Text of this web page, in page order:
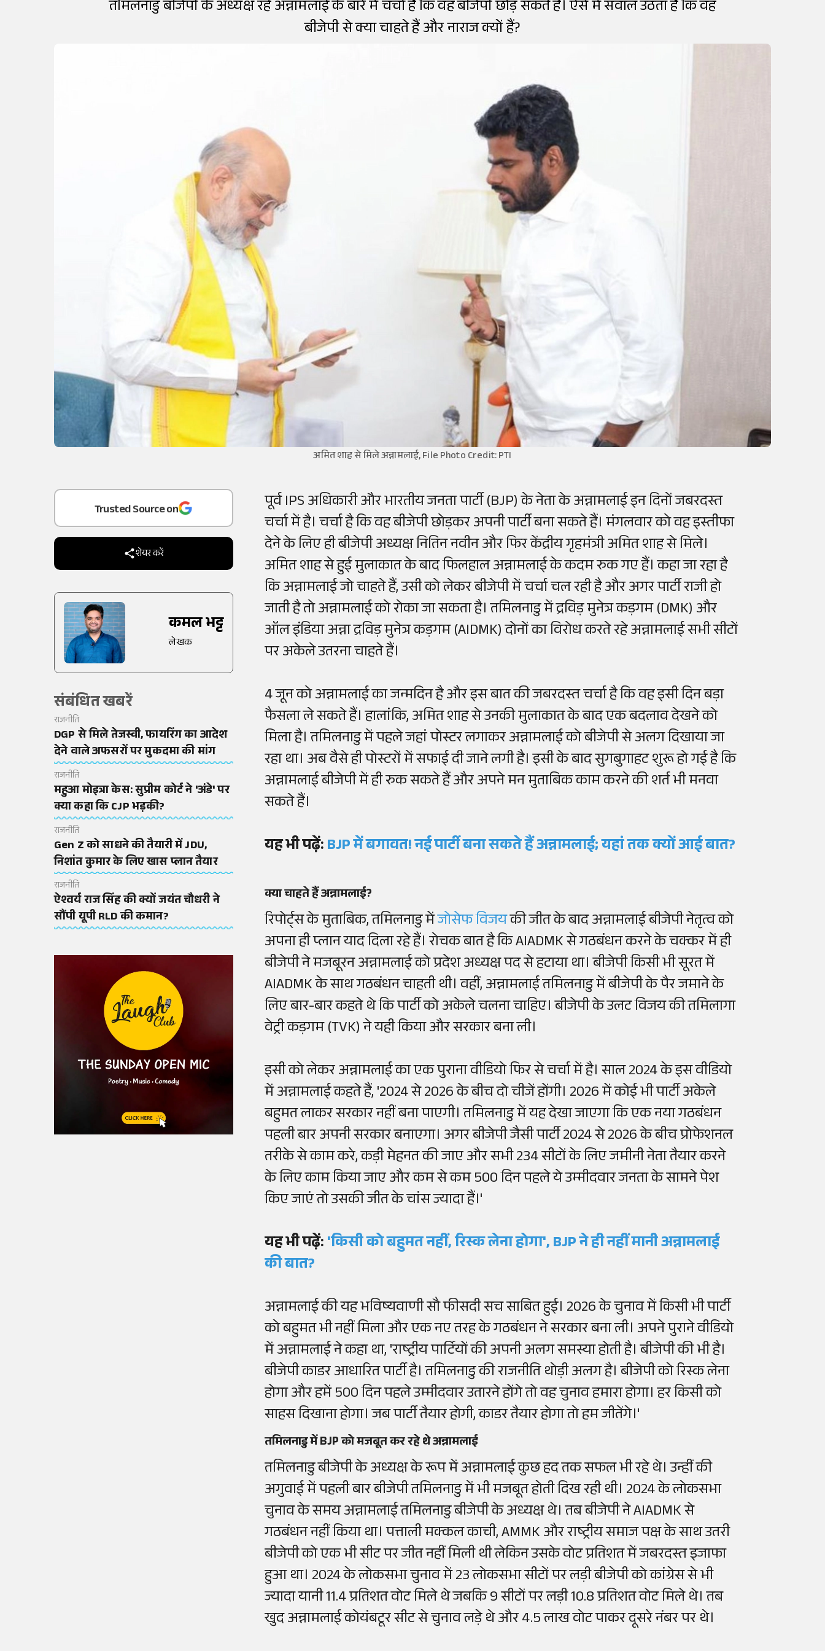
तमिलनाडु बीजेपी के अध्यक्ष रहे अन्नामलाई के बारे में चर्चा है कि वह बीजेपी छोड़ सकते हैं। ऐसे में सवाल उठता है कि वह
बीजेपी से क्या चाहते हैं और नाराज क्यों हैं?
अमित शाह से मिले अन्नामलाई, File Photo Credit: PTI
Trusted Source on
शेयर करें
कमल भट्ट
लेखक
संबंधित खबरें
राजनीति
DGP से मिले तेजस्वी, फायरिंग का आदेश
देने वाले अफसरों पर मुकदमा की मांग
राजनीति
महुआ मोइत्रा केस: सुप्रीम कोर्ट ने 'अंडे' पर
क्या कहा कि CJP भड़की?
राजनीति
Gen Z को साधने की तैयारी में JDU,
निशांत कुमार के लिए खास प्लान तैयार
राजनीति
ऐश्वर्य राज सिंह की क्यों जयंत चौधरी ने
सौंपी यूपी RLD की कमान?
पूर्व IPS अधिकारी और भारतीय जनता पार्टी (BJP) के नेता के अन्नामलाई इन दिनों जबरदस्त
चर्चा में है। चर्चा है कि वह बीजेपी छोड़कर अपनी पार्टी बना सकते हैं। मंगलवार को वह इस्तीफा
देने के लिए ही बीजेपी अध्यक्ष नितिन नवीन और फिर केंद्रीय गृहमंत्री अमित शाह से मिले।
अमित शाह से हुई मुलाकात के बाद फिलहाल अन्नामलाई के कदम रुक गए हैं। कहा जा रहा है
कि अन्नामलाई जो चाहते हैं, उसी को लेकर बीजेपी में चर्चा चल रही है और अगर पार्टी राजी हो
जाती है तो अन्नामलाई को रोका जा सकता है। तमिलनाडु में द्रविड़ मुनेत्र कड़गम (DMK) और
ऑल इंडिया अन्ना द्रविड़ मुनेत्र कड़गम (AIDMK) दोनों का विरोध करते रहे अन्नामलाई सभी सीटों
पर अकेले उतरना चाहते हैं।
4 जून को अन्नामलाई का जन्मदिन है और इस बात की जबरदस्त चर्चा है कि वह इसी दिन बड़ा
फैसला ले सकते हैं। हालांकि, अमित शाह से उनकी मुलाकात के बाद एक बदलाव देखने को
मिला है। तमिलनाडु में पहले जहां पोस्टर लगाकर अन्नामलाई को बीजेपी से अलग दिखाया जा
रहा था। अब वैसे ही पोस्टरों में सफाई दी जाने लगी है। इसी के बाद सुगबुगाहट शुरू हो गई है कि
अन्नामलाई बीजेपी में ही रुक सकते हैं और अपने मन मुताबिक काम करने की शर्त भी मनवा
सकते हैं।
यह भी पढ़ें:BJP में बगावत! नई पार्टी बना सकते हैं अन्नामलाई; यहां तक क्यों आई बात?
क्या चाहते हैं अन्नामलाई?
रिपोर्ट्स के मुताबिक, तमिलनाडु मेंजोसेफ विजयकी जीत के बाद अन्नामलाई बीजेपी नेतृत्व को
अपना ही प्लान याद दिला रहे हैं। रोचक बात है कि AIADMK से गठबंधन करने के चक्कर में ही
बीजेपी ने मजबूरन अन्नामलाई को प्रदेश अध्यक्ष पद से हटाया था। बीजेपी किसी भी सूरत में
AIADMK के साथ गठबंधन चाहती थी। वहीं, अन्नामलाई तमिलनाडु में बीजेपी के पैर जमाने के
लिए बार-बार कहते थे कि पार्टी को अकेले चलना चाहिए। बीजेपी के उलट विजय की तमिलागा
वेट्री कड़गम (TVK) ने यही किया और सरकार बना ली।
इसी को लेकर अन्नामलाई का एक पुराना वीडियो फिर से चर्चा में है। साल 2024 के इस वीडियो
में अन्नामलाई कहते हैं, '2024 से 2026 के बीच दो चीजें होंगी। 2026 में कोई भी पार्टी अकेले
बहुमत लाकर सरकार नहीं बना पाएगी। तमिलनाडु में यह देखा जाएगा कि एक नया गठबंधन
पहली बार अपनी सरकार बनाएगा। अगर बीजेपी जैसी पार्टी 2024 से 2026 के बीच प्रोफेशनल
तरीके से काम करे, कड़ी मेहनत की जाए और सभी 234 सीटों के लिए जमीनी नेता तैयार करने
के लिए काम किया जाए और कम से कम 500 दिन पहले ये उम्मीदवार जनता के सामने पेश
किए जाएं तो उसकी जीत के चांस ज्यादा हैं।'
यह भी पढ़ें:'किसी को बहुमत नहीं, रिस्क लेना होगा', BJP ने ही नहीं मानी अन्नामलाई
की बात?
अन्नामलाई की यह भविष्यवाणी सौ फीसदी सच साबित हुई। 2026 के चुनाव में किसी भी पार्टी
को बहुमत भी नहीं मिला और एक नए तरह के गठबंधन ने सरकार बना ली। अपने पुराने वीडियो
में अन्नामलाई ने कहा था, 'राष्ट्रीय पार्टियों की अपनी अलग समस्या होती है। बीजेपी की भी है।
बीजेपी काडर आधारित पार्टी है। तमिलनाडु की राजनीति थोड़ी अलग है। बीजेपी को रिस्क लेना
होगा और हमें 500 दिन पहले उम्मीदवार उतारने होंगे तो वह चुनाव हमारा होगा। हर किसी को
साहस दिखाना होगा। जब पार्टी तैयार होगी, काडर तैयार होगा तो हम जीतेंगे।'
तमिलनाडु में BJP को मजबूत कर रहे थे अन्नामलाई
तमिलनाडु बीजेपी के अध्यक्ष के रूप में अन्नामलाई कुछ हद तक सफल भी रहे थे। उन्हीं की
अगुवाई में पहली बार बीजेपी तमिलनाडु में भी मजबूत होती दिख रही थी। 2024 के लोकसभा
चुनाव के समय अन्नामलाई तमिलनाडु बीजेपी के अध्यक्ष थे। तब बीजेपी ने AIADMK से
गठबंधन नहीं किया था। पत्ताली मक्कल काची, AMMK और राष्ट्रीय समाज पक्ष के साथ उतरी
बीजेपी को एक भी सीट पर जीत नहीं मिली थी लेकिन उसके वोट प्रतिशत में जबरदस्त इजाफा
हुआ था। 2024 के लोकसभा चुनाव में 23 लोकसभा सीटों पर लड़ी बीजेपी को कांग्रेस से भी
ज्यादा यानी 11.4 प्रतिशत वोट मिले थे जबकि 9 सीटों पर लड़ी 10.8 प्रतिशत वोट मिले थे। तब
खुद अन्नामलाई कोयंबटूर सीट से चुनाव लड़े थे और 4.5 लाख वोट पाकर दूसरे नंबर पर थे।